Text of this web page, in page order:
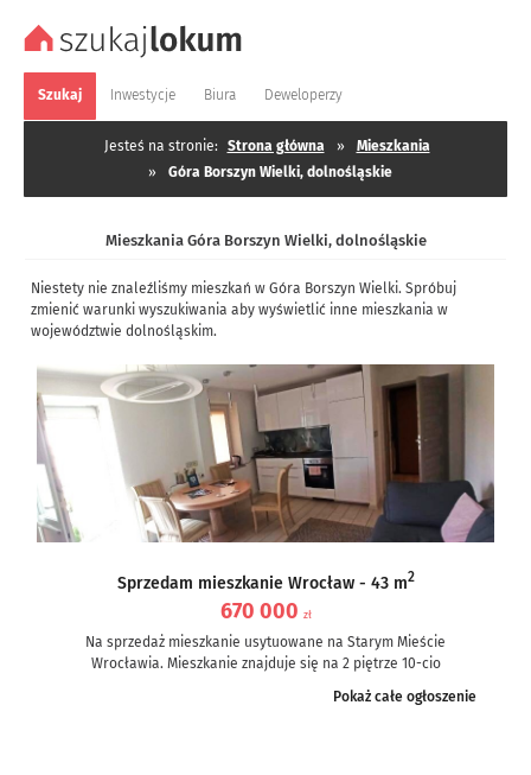
Szukaj Inwestycje Biura Deweloperzy
Jesteś na stronie: Strona główna »
Mieszkania
»
Góra Borszyn Wielki, dolnośląskie
Mieszkania Góra Borszyn Wielki, dolnośląskie
Niestety nie znaleźliśmy mieszkań w Góra Borszyn Wielki. Spróbuj
zmienić warunki wyszukiwania aby wyświetlić inne mieszkania w
województwie dolnośląskim.
Sprzedam mieszkanie Wrocław - 43 m2
670 000 zł
Na sprzedaż mieszkanie usytuowane na Starym Mieście
Wrocławia. Mieszkanie znajduje się na 2 piętrze 10-cio
Pokaż całe ogłoszenie